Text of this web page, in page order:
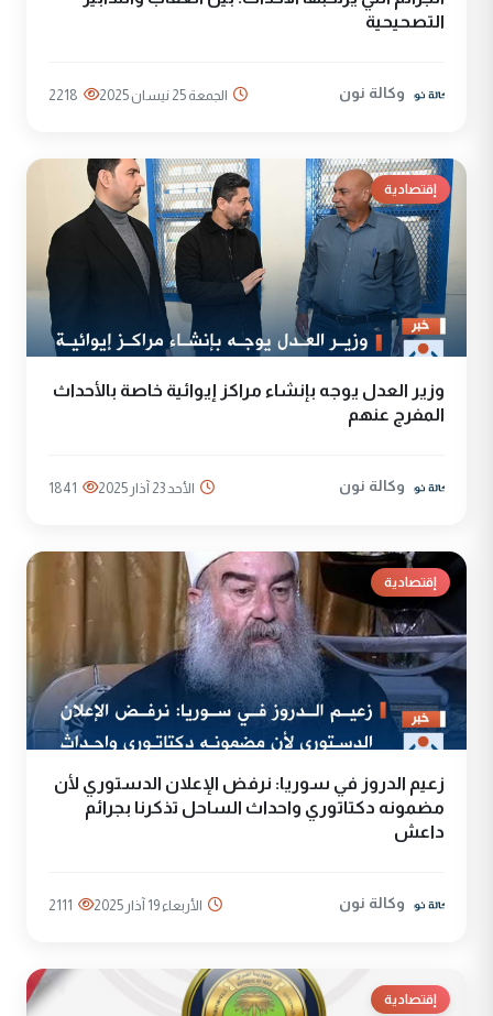
التصحيحية
وكالة نون الجمعة 25 نيسان 2025 2218
إقتصادية
وزير العدل يوجه بإنشاء مراكز إيوائية خاصة بالأحداث
المفرج عنهم
وكالة نون الأحد 23 آذار 2025 1841
إقتصادية
زعيم الدروز في سوريا: نرفض الإعلان الدستوري لأن
مضمونه دكتاتوري واحداث الساحل تذكرنا بجرائم
داعش
وكالة نون الأربعاء 19 آذار 2025 2111
إقتصادية